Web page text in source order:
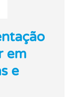
em
e